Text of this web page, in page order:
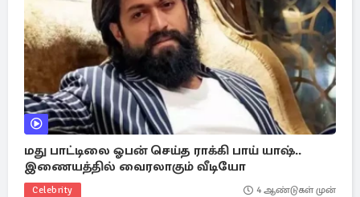
மது பாட்டிலை ஓபன் செய்த ராக்கி பாய் யாஷ்..
இணையத்தில் வைரலாகும் வீடியோ
Celebrity 4 ஆண்டுகள் முன்